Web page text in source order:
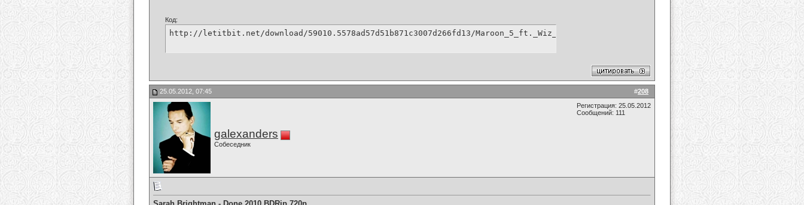
Код:
http://letitbit.net/download/59010.5578ad57d51b871c3007d266fd13/Maroon_5_ft._Wiz_Khalifa_-_Payphone.mp4.html
#208
25.05.2012, 07:45
galexanders
Собеседник
Регистрация: 25.05.2012
Сообщений: 111